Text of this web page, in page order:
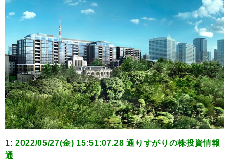
1: 2022/05/27(金) 15:51:07.28 通りすがりの株投資情報
通